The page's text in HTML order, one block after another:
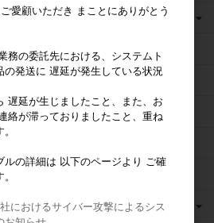
ュラスパルタン)
ラット)
)
愛顧いただき まことにありがとう
務の委託先における、システムト
の発送に 遅延が発生している状況
遅延が生じましたこと、また、お
絡が滞っておりましたこと、重ね
の詳細は 以下のページより ご確
社におけるサイバー攻撃によるシス